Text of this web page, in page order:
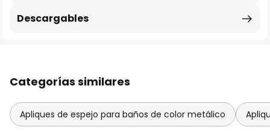
Descargables
Categorías similares
Apliques de espejo para baños de color metálico